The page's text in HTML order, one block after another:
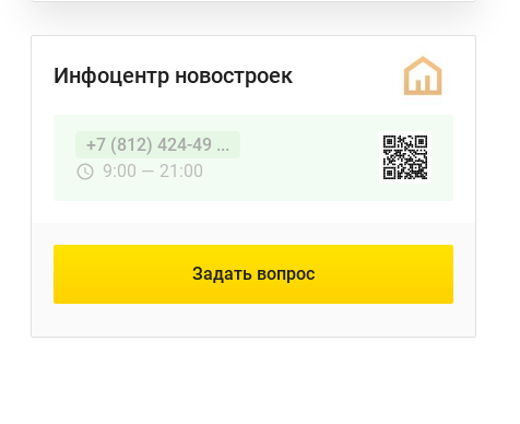
Инфоцентр новостроек
+7 (812) 424-49 ...
9:00 — 21:00
Задать вопрос